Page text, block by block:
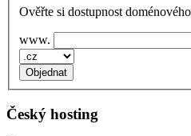
Ověřte si dostupnost
www.
Český hosting